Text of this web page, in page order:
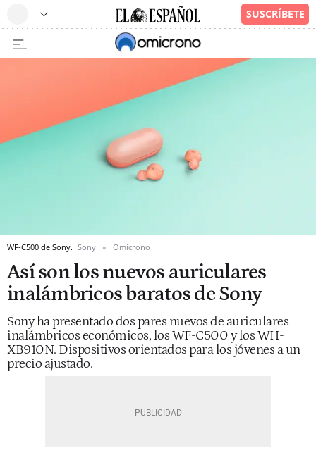
WF-C500 de Sony. Sony Omicrono
Así son los nuevos auriculares
inalámbricos baratos de Sony
Sony ha presentado dos pares nuevos de auriculares
inalámbricos económicos, los WF-C500 y los WH-
XB910N. Dispositivos orientados para los jóvenes a un
precio ajustado.